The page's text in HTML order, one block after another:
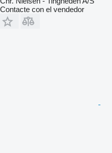
Contacte con el vendedor